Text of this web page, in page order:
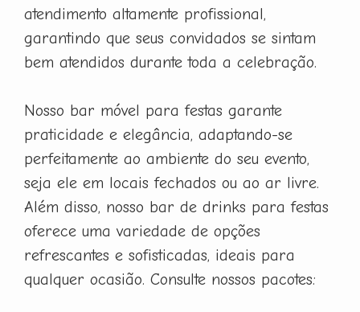
atendimento altamente profissional,
garantindo que seus convidados se sintam
bem atendidos durante toda a celebração.
Nosso bar móvel para festas garante
praticidade e elegância, adaptando-se
perfeitamente ao ambiente do seu evento,
seja ele em locais fechados ou ao ar livre.
Além disso, nosso bar de drinks para festas
oferece uma variedade de opções
refrescantes e sofisticadas, ideais para
qualquer ocasião. Consulte nossos pacotes: